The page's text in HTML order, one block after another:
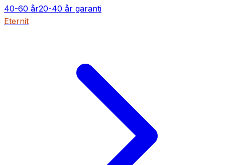
40-60 år20-40 år garanti
Eternit